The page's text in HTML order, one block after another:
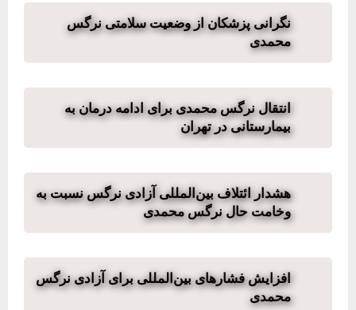
نگرانی پزشکان از وضعیت سلامتی نرگس
محمدی
انتقال نرگس محمدی برای ادامه درمان به
بیمارستانی در تهران
هشدار ائتلاف بین‌المللی آزادی نرگس نسبت به
وخامت حال نرگس محمدی
افزایش فشارهای بین‌المللی برای آزادی نرگس
محمدی